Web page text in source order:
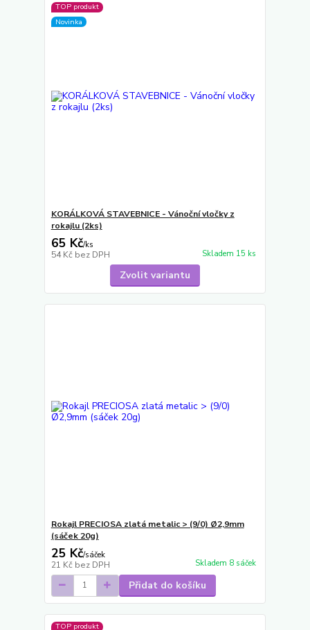
TOP produkt
Novinka
KORÁLKOVÁ STAVEBNICE - Vánoční vločky z
rokajlu (2ks)
65 Kč/ks
54 Kč bez DPH Skladem 15 ks
Zvolit variantu
Rokajl PRECIOSA zlatá metalic > (9/0) Ø2,9mm
(sáček 20g)
25 Kč/sáček
21 Kč bez DPH Skladem 8 sáček
Přidat do košíku
TOP produkt